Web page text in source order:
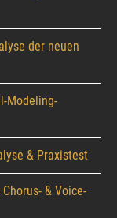
der neuen
Modeling-
& Praxistest
& Voice-